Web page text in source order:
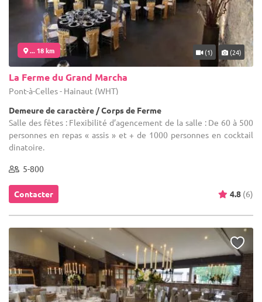
... 18 km (1) (24)
La Ferme du Grand Marcha
Pont-à-Celles - Hainaut (WHT)
Demeure de caractère / Corps de Ferme
Salle des fêtes : Flexibilité d’agencement de la salle : De 60 à 500
personnes en repas « assis » et + de 1000 personnes en cocktail
dinatoire.
5-800
Contacter 4.8 (6)